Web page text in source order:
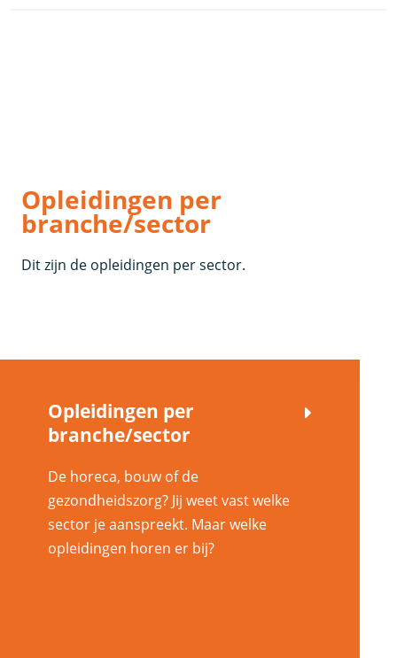
Opleidingen per
branche/sector
Dit zijn de opleidingen per sector.
Opleidingen per
branche/sector
De horeca, bouw of de
gezondheidszorg? Jij weet vast welke
sector je aanspreekt. Maar welke
opleidingen horen er bij?